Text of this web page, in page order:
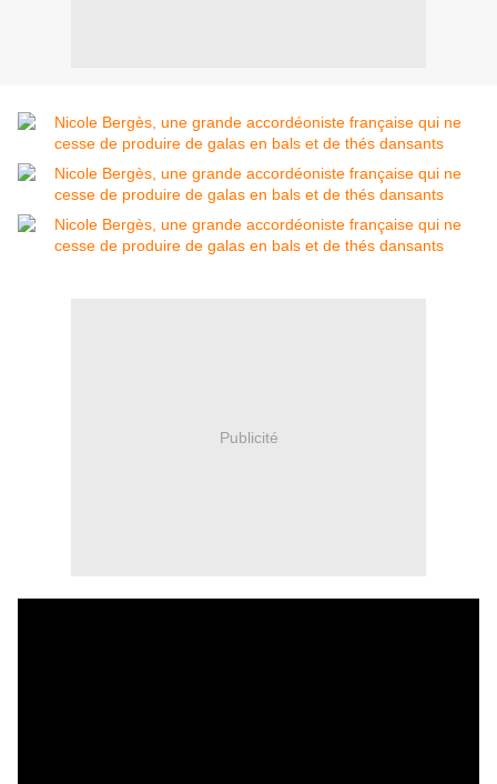
Publicité